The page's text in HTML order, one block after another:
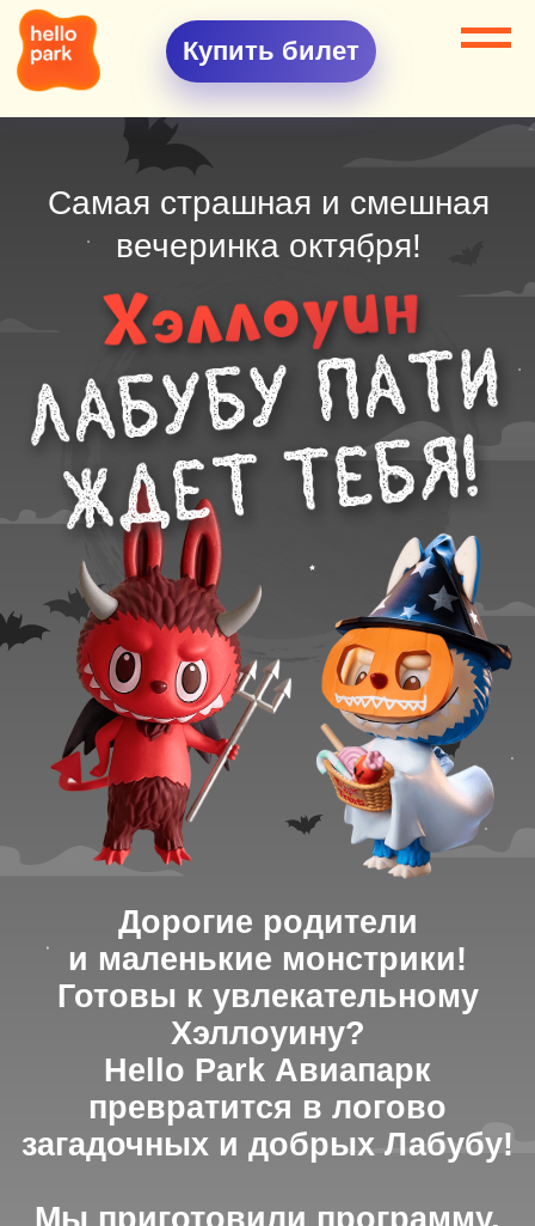
Купить билет
Самая страшная и смешная
вечеринка октября!
Дорогие родители
и маленькие монстрики!
Готовы к увлекательному
Хэллоуину?
Hello Park Авиапарк
превратится в логово
загадочных и добрых Лабубу!
Мы приготовили программу,
будет громче любого
привидения